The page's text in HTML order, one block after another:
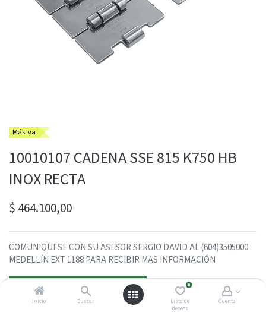
Inicio Buscar
0
Lista de
deseos
Cuenta
Más Iva
10010107 CADENA SSE 815 K750 HB
INOX RECTA
$ 464.100,00
COMUNIQUESE CON SU ASESOR SERGIO DAVID AL (604)3505000
MEDELLÍN EXT 1188 PARA RECIBIR MAS INFORMACIÓN
Contactarme con un asesor